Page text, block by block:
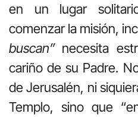
en un lugar
comenzar la misión,
buscan” necesita
cariño de su Padre.
de Jerusalén, ni
Templo, sino que